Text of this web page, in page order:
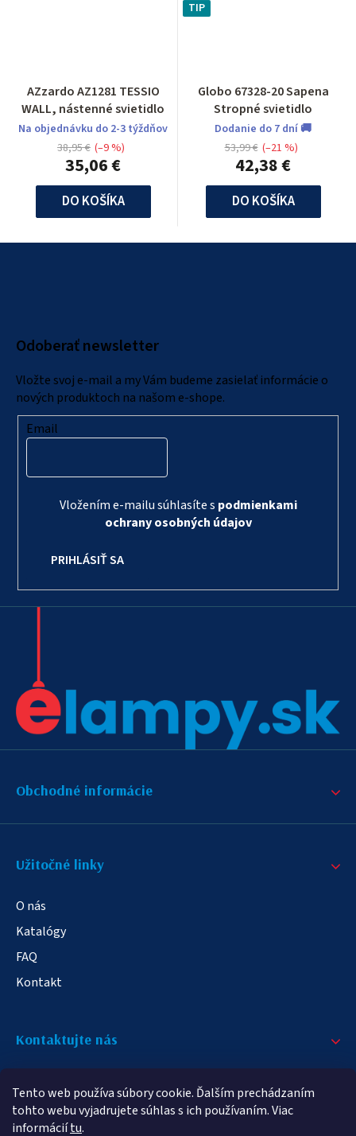
Tento web používa súbory cookie. Ďalším prechádzaním
tohto webu vyjadrujete súhlas s ich používaním. Viac
informáciítu.
AZzardo AZ1281 TESSIO
WALL, nástenné svietidlo
Na objednávku do 2-3 týždňov
35,06 €
38,95 € (–9 %)
DO KOŠÍKA
TIP
Globo 67328-20 Sapena
Stropné svietidlo
Dodanie do 7 dní 🚚
42,38 €
53,99 € (–21 %)
DO KOŠÍKA
Odoberať newsletter
Vložte svoj e-mail a my Vám budeme zasielať informácie o
nových produktoch na našom e-shope.
Email
Vložením e-mailu súhlasíte s podmienkami
ochrany osobných údajov
PRIHLÁSIŤ SA
Obchodné informácie
Užitočné linky
O nás
Katalógy
FAQ
Kontakt
Kontaktujte nás
info@elampa.sk